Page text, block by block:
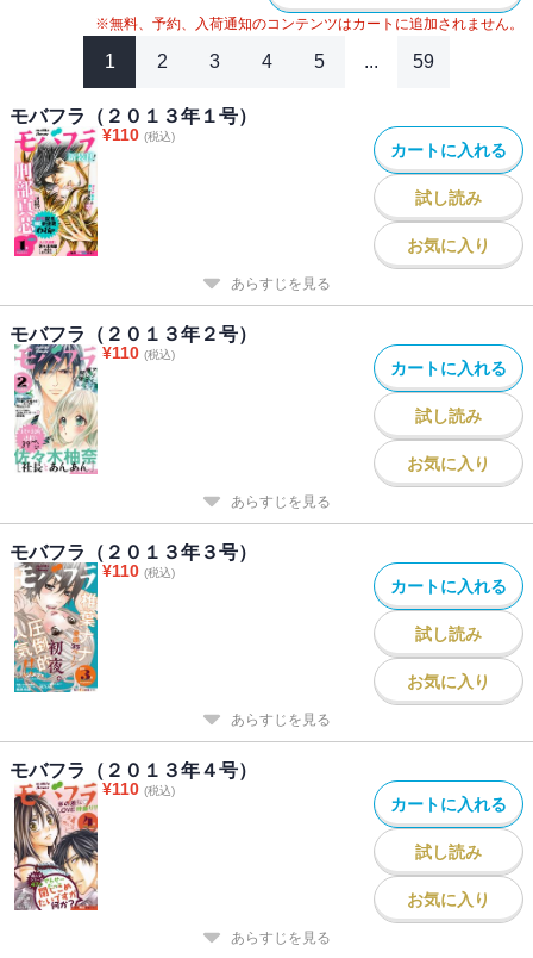
桃乃みく「拗らせ皇太子の偏愛遊戯」
師女子に、沼男皇太子が突然のキス！ だけどハピエンは簡単じゃ
なくて…。
陽丘ハオ「一度絶望したので無敵彼女になりました」
推しよりも、最高の彼氏!! 強がりOLは、内緒の推し活を彼氏に見
られてピンチ!? 夜の観覧車で話し合い＆家まで待てなくてホテルプ
あなただから、シたかった。OLが片想い相手の上司と、元彼トラウ
マ解消リハビリH☆ でも彼の真意がわからなすぎて…私、嫌われち
ゃった!?
※無料、予約、入荷通知のコンテンツはカートに追加されません。
1 2 3 4 5 ... 59
モバフラ（２０１３年１号）
¥110 (税込)
カートに入れる
試し読み
お気に入り
あらすじを見る
モバフラ（２０１３年２号）
¥110 (税込)
カートに入れる
試し読み
お気に入り
あらすじを見る
モバフラ（２０１３年３号）
¥110 (税込)
カートに入れる
試し読み
お気に入り
あらすじを見る
モバフラ（２０１３年４号）
¥110 (税込)
カートに入れる
試し読み
お気に入り
あらすじを見る